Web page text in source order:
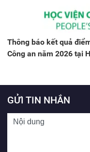
Thông báo kết quả
Công an năm 2026 tại
GỬI TIN NHẮN